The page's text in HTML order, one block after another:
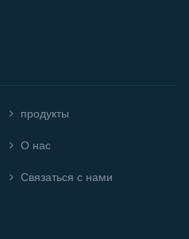
продукты
О нас
Связаться с нами